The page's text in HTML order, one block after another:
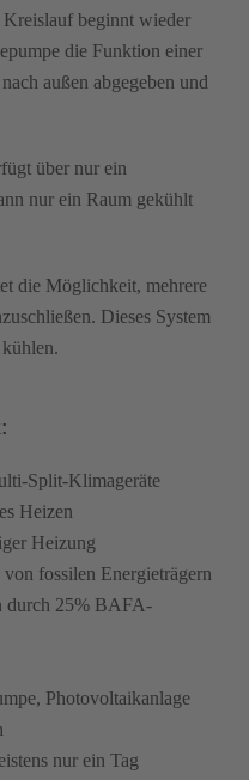
beginnt wieder
die Funktion einer
außen abgegeben und
über nur ein
nur ein Raum gekühlt
die Möglichkeit, mehrere
Dieses System
Split-Klimageräte
Heizen
Heizung
fossilen Energieträgern
durch 25% BAFA-
Photovoltaikanlage
nur ein Tag